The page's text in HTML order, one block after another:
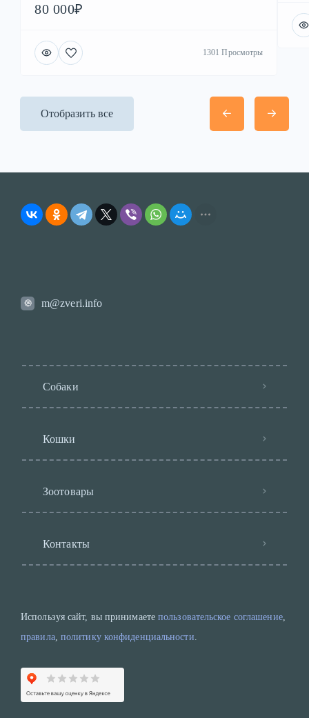
80 000₽
1301 Просмотры
Отобразить все
m@zveri.info
Собаки
Кошки
Зоотовары
Контакты
Используя сайт, вы принимаете пользовательское соглашение,
правила, политику конфиденциальности